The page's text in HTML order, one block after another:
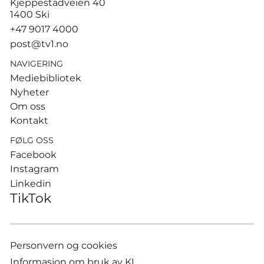
Hamburg
Kjeppestadveien 40
1400 Ski
+47 9017 4000
post@tv1.no
NAVIGERING
Mediebibliotek
Nyheter
Om oss
Kontakt
FØLG OSS
Facebook
Instagram
Linkedin
TikTok
Personvern og cookies